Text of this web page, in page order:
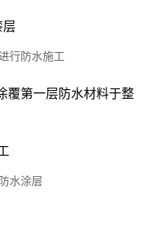
行防水施工
覆第一层防水材料于整
水涂层